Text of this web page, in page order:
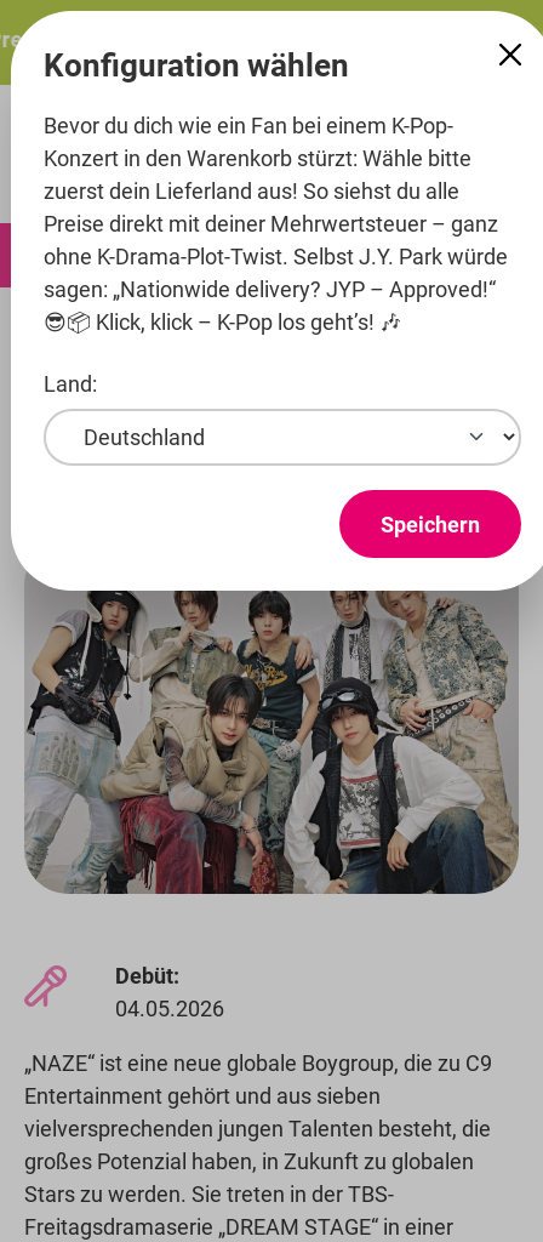
springen
ITZY – ITZY 3RD WORLD TOUR “TUNNEL
0
Artists C9 Entertainment NAZE
Produkte ansehen
Debüt:
04.05.2026
„NAZE“ ist eine neue globale Boygroup, die zu C9
Entertainment gehört und aus sieben
vielversprechenden jungen Talenten besteht, die
großes Potenzial haben, in Zukunft zu globalen
Stars zu werden. Sie treten in der TBS-
Freitagsdramaserie „DREAM STAGE“ in einer
Konfiguration wählen
Bevor du dich wie ein Fan bei einem K-Pop-
Konzert in den Warenkorb stürzt: Wähle bitte
zuerst dein Lieferland aus! So siehst du alle
Preise direkt mit deiner Mehrwertsteuer – ganz
ohne K-Drama-Plot-Twist. Selbst J.Y. Park würde
sagen: „Nationwide delivery? JYP – Approved!“
😎📦 Klick, klick – K-Pop los geht’s! 🎶
Land:
Speichern